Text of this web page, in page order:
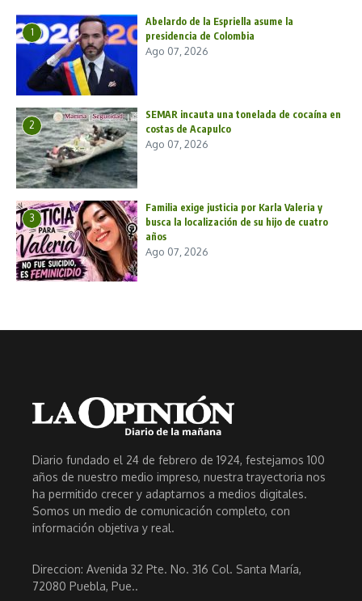
1
Abelardo de la Espriella asume la
presidencia de Colombia
Ago 07, 2026
2
SEMAR incauta una tonelada de cocaína en
costas de Acapulco
Ago 07, 2026
3
Familia exige justicia por Karla Valeria y
busca la localización de su hijo de cuatro
años
Ago 07, 2026
Diario fundado el 24 de febrero de 1924, festejamos 100
años de nuestro medio impreso, nuestra trayectoria nos
ha permitido crecer y adaptarnos a medios digitales.
Somos un medio de comunicación completo, con
información objetiva y real.
Direccion: Avenida 32 Pte. No. 316 Col. Santa María,
72080 Puebla, Pue..